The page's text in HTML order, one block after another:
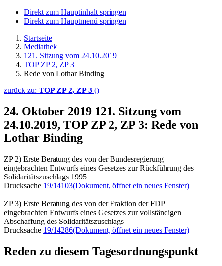
Direkt zum Hauptinhalt springen
Direkt zum Hauptmenü springen
Startseite
Mediathek
121. Sitzung vom 24.10.2019
TOP ZP 2, ZP 3
Rede von Lothar Binding
zurück zu: TOP ZP 2, ZP 3 ()
24. Oktober 2019 121. Sitzung vom
24.10.2019, TOP ZP 2, ZP 3: Rede von
Lothar Binding
ZP 2) Erste Beratung des von der Bundesregierung
eingebrachten Entwurfs eines Gesetzes zur Rückführung des
Solidaritätszuschlags 1995
Drucksache 19/14103(Dokument, öffnet ein neues Fenster)
ZP 3) Erste Beratung des von der Fraktion der FDP
eingebrachten Entwurfs eines Gesetzes zur vollständigen
Abschaffung des Solidaritätszuschlags
Drucksache 19/14286(Dokument, öffnet ein neues Fenster)
Reden zu diesem Tagesordnungspunkt